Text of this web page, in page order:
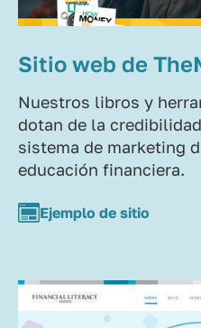
Sitio web de
Nuestros libros y
dotan de la
sistema de marketing
educación financiera.
Ejemplo de sitio